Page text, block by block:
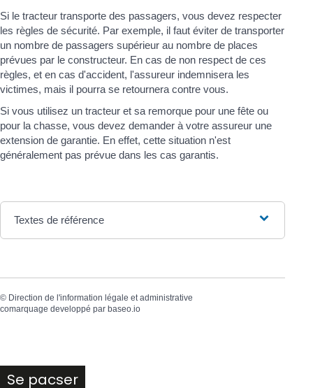
Si le tracteur transporte des passagers, vous devez respecter
les règles de sécurité. Par exemple, il faut éviter de transporter
un nombre de passagers supérieur au nombre de places
prévues par le constructeur. En cas de non respect de ces
règles, et en cas d'accident, l'assureur indemnisera les
victimes, mais il pourra se retournera contre vous.
Si vous utilisez un tracteur et sa remorque pour une fête ou
pour la chasse, vous devez demander à votre assureur une
extension de garantie. En effet, cette situation n'est
généralement pas prévue dans les cas garantis.
Textes de référence
© Direction de l'information légale et administrative
comarquage developpé par baseo.io
Se pacser